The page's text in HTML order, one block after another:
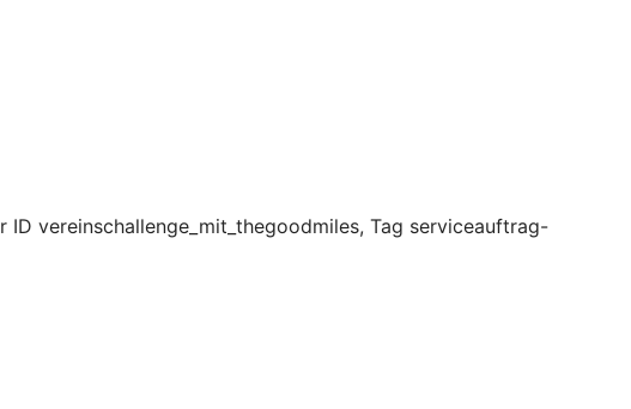
vereinschallenge_mit_thegoodmiles, Tag serviceauftrag-